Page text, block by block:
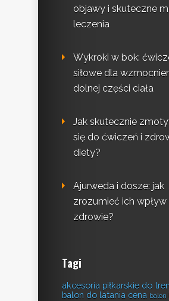
objawy i skuteczne
leczenia
Wykroki w bok:
siłowe dla
dolnej części ciała
Jak skutecznie
się do ćwiczeń i
diety?
Ajurweda i dosze: jak
zrozumieć ich wpływ
zdrowie?
Tagi
akcesoria piłkarskie do
balon do latania cena balon